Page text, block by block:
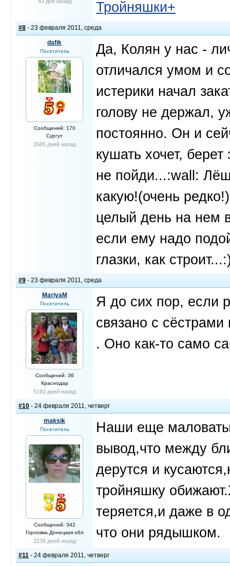
Тройняшки+
#8 - 23 февраля 2011, среда
dafik
Посетитель
Сообщений: 170
Сургут
2665 дней назад
Да, Колян у нас -
отличался умом и
истерики начал
голову не держал,
постоянно. Он и
кушать хочет,
не пойди...:wall:
какую!(очень
целый день на нем
если ему надо
глазки, как
#9 - 23 февраля 2011, среда
MariyaM
Посетитель
Сообщений: 36
Краснодар
5160 дней назад
Я до сих пор, если
связано с
. Оно как-то само
#10 - 24 февраля 2011, четверг
maksik
Посетитель
Сообщений: 342
Горловка Донецкая обл
3238 дней назад
Наши еще
вывод,что между
дерутся и
тройняшку
теряется,и даже в
что они рядышком.
#11 - 24 февраля 2011, четверг